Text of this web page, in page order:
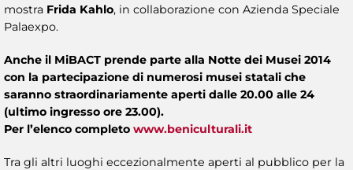
mostra Frida Kahlo, in collaborazione con Azienda Speciale
Palaexpo.
Anche il MiBACT prende parte alla Notte dei Musei 2014
con la partecipazione di numerosi musei statali che
saranno straordinariamente aperti dalle 20.00 alle 24
(ultimo ingresso ore 23.00).
Per l’elenco completo www.beniculturali.it
Tra gli altri luoghi eccezionalmente aperti al pubblico per la